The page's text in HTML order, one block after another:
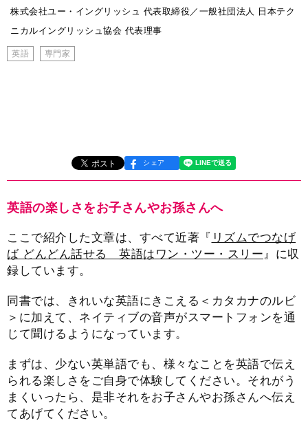
株式会社ユー・イングリッシュ 代表取締役／一般社団法人 日本テク
ニカルイングリッシュ協会 代表理事
英語 専門家
シェア
英語の楽しさをお子さんやお孫さんへ
ここで紹介した文章は、すべて近著『 リズムでつなげ
ば どんどん話せる 英語はワン・ツー・スリー 』に収
録しています。
同書では、きれいな英語にきこえる＜カタカナのルビ
＞に加えて、ネイティブの音声がスマートフォンを通
じて聞けるようになっています。
まずは、少ない英単語でも、様々なことを英語で伝え
られる楽しさをご自身で体験してください。それがう
まくいったら、是非それをお子さんやお孫さんへ伝え
てあげてください。